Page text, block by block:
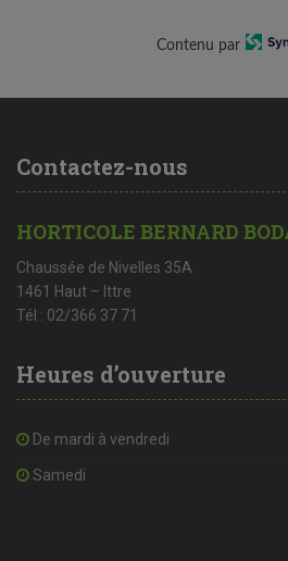
Contenu par
Contactez-nous
HORTICOLE BERNARD
Chaussée de Nivelles 35A
1461 Haut – Ittre
Tél : 02/366 37 71
Heures d’ouverture
De mardi à vendredi
Samedi